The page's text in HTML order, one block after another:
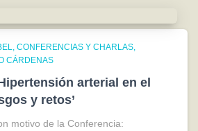
CONFERENCIAS Y CHARLAS
CÁRDENAS
arterial en el
y retos’
motivo de la Conferencia: